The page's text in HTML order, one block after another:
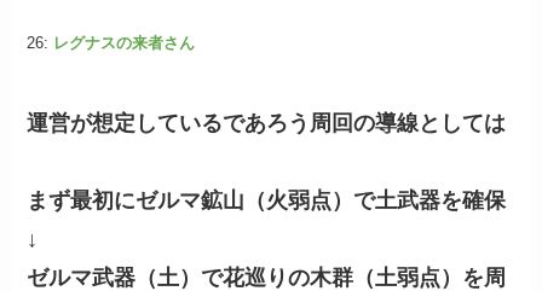
26: レグナスの来者さん
運営が想定しているであろう周回の導線としては
まず最初にゼルマ鉱山（火弱点）で土武器を確保
↓
ゼルマ武器（土）で花巡りの木群（土弱点）を周